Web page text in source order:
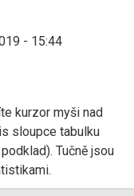
- 15:44
kurzor myši nad
sloupce tabulku
Tučně jsou